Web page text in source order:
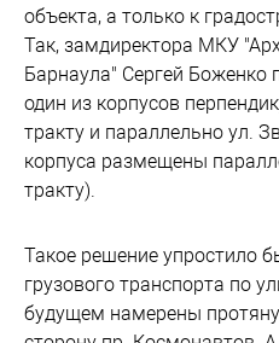
объекта, а только к
Так, замдиректора МКУ
Барнаула" Сергей Боженко
один из корпусов
тракту и параллельно ул.
корпуса размещены
тракту).
Такое решение упростило
грузового транспорта по
будущем намерены